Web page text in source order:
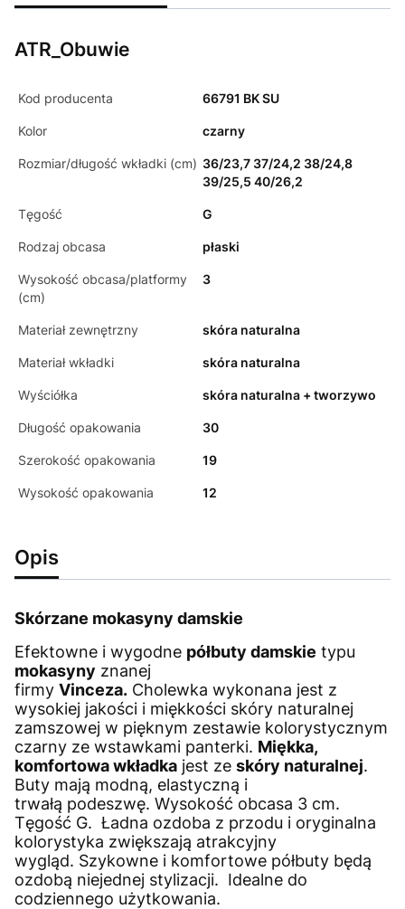
ATR_Obuwie
Kod producenta 66791 BK SU
Kolor czarny
Rozmiar/długość wkładki (cm) 36/23,7 37/24,2 38/24,8
39/25,5 40/26,2
Tęgość G
Rodzaj obcasa płaski
Wysokość obcasa/platformy
(cm)
3
Materiał zewnętrzny skóra naturalna
Materiał wkładki skóra naturalna
Wyściółka skóra naturalna + tworzywo
Długość opakowania 30
Szerokość opakowania 19
Wysokość opakowania 12
Opis
Skórzane mokasyny damskie
Efektowne i wygodne półbuty damskie typu
mokasyny znanej
firmy Vinceza. Cholewka wykonana jest z
wysokiej jakości i miękkości skóry naturalnej
zamszowej w pięknym zestawie kolorystycznym
czarny ze wstawkami panterki. Miękka,
komfortowa wkładka jest ze skóry naturalnej.
Buty mają modną, elastyczną i
trwałą podeszwę. Wysokość obcasa 3 cm.
Tęgość G. Ładna ozdoba z przodu i oryginalna
kolorystyka zwiększają atrakcyjny
wygląd. Szykowne i komfortowe półbuty będą
ozdobą niejednej stylizacji. Idealne do
codziennego użytkowania.